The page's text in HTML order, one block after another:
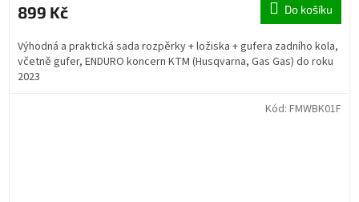
899 Kč Do košíku
Výhodná a praktická sada rozpěrky + ložiska + gufera zadního kola,
včetně gufer, ENDURO koncern KTM (Husqvarna, Gas Gas) do roku
2023
Kód: FMWBK01F